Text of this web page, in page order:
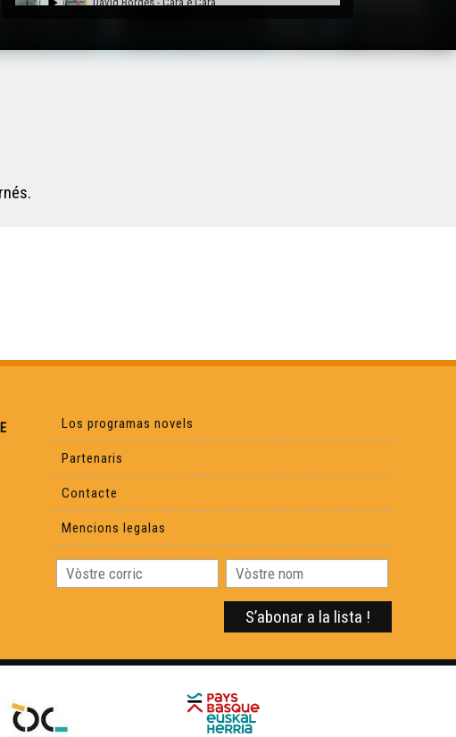
Los programas novels
Partenaris
Contacte
Mencions legalas